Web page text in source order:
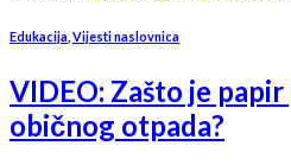
Edukacija Vijesti naslovnica
VIDEO: Zašto je
običnog otpada?